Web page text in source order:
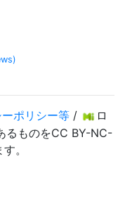
ポリシー等 /
ロ
るものをCC BY-NC-
。